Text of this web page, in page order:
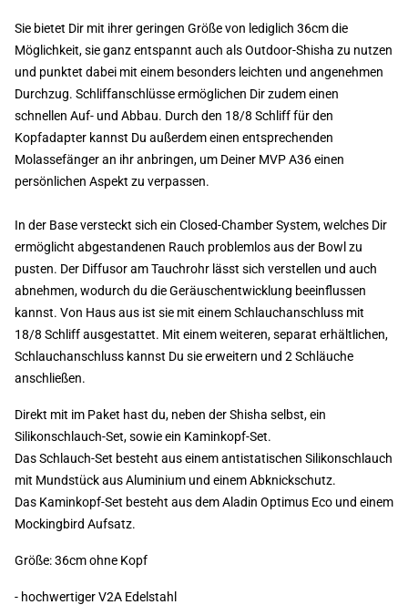
Sie bietet Dir mit ihrer geringen Größe von lediglich 36cm die
Möglichkeit, sie ganz entspannt auch als Outdoor-Shisha zu nutzen
und punktet dabei mit einem besonders leichten und angenehmen
Durchzug. Schliffanschlüsse ermöglichen Dir zudem einen
schnellen Auf- und Abbau. Durch den 18/8 Schliff für den
Kopfadapter kannst Du außerdem einen entsprechenden
Molassefänger an ihr anbringen, um Deiner MVP A36 einen
persönlichen Aspekt zu verpassen.
In der Base versteckt sich ein Closed-Chamber System, welches Dir
ermöglicht abgestandenen Rauch problemlos aus der Bowl zu
pusten. Der Diffusor am Tauchrohr lässt sich verstellen und auch
abnehmen, wodurch du die Geräuschentwicklung beeinflussen
kannst. Von Haus aus ist sie mit einem Schlauchanschluss mit
18/8 Schliff ausgestattet. Mit einem weiteren, separat erhältlichen,
Schlauchanschluss kannst Du sie erweitern und 2 Schläuche
anschließen.
Direkt mit im Paket hast du, neben der Shisha selbst, ein
Silikonschlauch-Set, sowie ein Kaminkopf-Set.
Das Schlauch-Set besteht aus einem antistatischen Silikonschlauch
mit Mundstück aus Aluminium und einem Abknickschutz.
Das Kaminkopf-Set besteht aus dem Aladin Optimus Eco und einem
Mockingbird Aufsatz.
Größe: 36cm ohne Kopf
- hochwertiger V2A Edelstahl